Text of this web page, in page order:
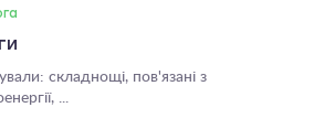
складнощі, пов'язані з
...